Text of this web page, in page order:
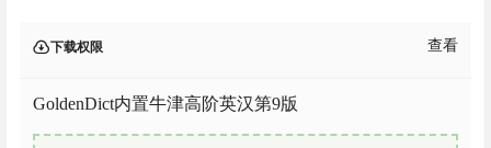
下载权限 查看
GoldenDict内置牛津高阶英汉第9版